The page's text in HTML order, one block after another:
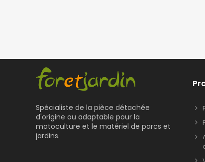
Spécialiste de la pièce détachée
d'origine ou adaptable pour la
motoculture et le matériel de parcs et
jardins.